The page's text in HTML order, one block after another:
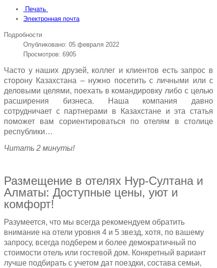
Печать
Электронная почта
Подробности
Опубликовано: 05 февраля 2022
Просмотров: 6905
Часто у наших друзей, коллег и клиентов есть запрос в
сторону Казахстана – нужно посетить с личными или с
деловыми целями, поехать в командировку либо с целью
расширения бизнеса. Наша компания давно
сотрудничает с партнерами в Казахстане и эта статья
поможет вам сориентироваться по отелям в столице
республики…
Читать 2 минуты!
Размещение в отелях Нур-Султана и
Алматы: Доступные цены, уют и
комфорт!
Разумеется, что мы всегда рекомендуем обратить
внимание на отели уровня 4 и 5 звезд, хотя, по вашему
запросу, всегда подберем и более демократичный по
стоимости отель или гостевой дом. Конкретный вариант
лучше подбирать с учетом дат поездки, состава семьи,